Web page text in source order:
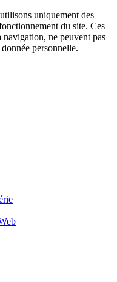
uniquement des
du site. Ces
navigation, ne peuvent pas
personnelle.